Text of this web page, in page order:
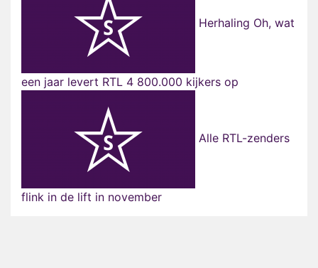
Herhaling Oh, wat
een jaar levert RTL 4 800.000 kijkers op
Alle RTL-zenders
flink in de lift in november